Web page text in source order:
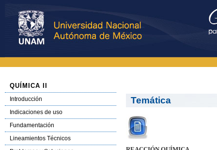
QUÍMICA II
Introducción
Indicaciones de uso
Fundamentación
Lineamientos Técnicos
Temática